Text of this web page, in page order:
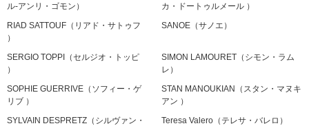
ル-アンリ・ゴモン）
カ・ドートゥルメール ）
RIAD SATTOUF（リアド・サトゥフ
）
SANOE（サノエ）
SERGIO TOPPI（セルジオ・トッピ
）
SIMON LAMOURET（シモン・ラム
レ）
SOPHIE GUERRIVE（ソフィー・ゲ
リブ ）
STAN MANOUKIAN（スタン・マヌキ
アン ）
SYLVAIN DESPRETZ（シルヴァン・
Teresa Valero（テレサ・バレロ）